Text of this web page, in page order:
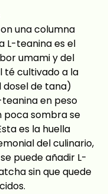
una columna
L-teanina es el
umami y del
té cultivado a la
dosel de tana)
teanina en peso
poca sombra se
es la huella
del culinario,
puede añadir L-
sin que quede